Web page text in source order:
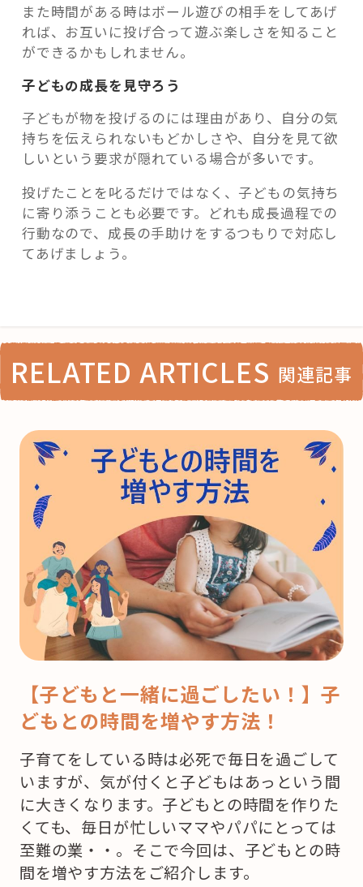
また時間がある時はボール遊びの相手をしてあげ
れば、お互いに投げ合って遊ぶ楽しさを知ること
ができるかもしれません。
子どもの成長を見守ろう
子どもが物を投げるのには理由があり、自分の気
持ちを伝えられないもどかしさや、自分を見て欲
しいという要求が隠れている場合が多いです。
投げたことを叱るだけではなく、子どもの気持ち
に寄り添うことも必要です。どれも成長過程での
行動なので、成長の手助けをするつもりで対応し
てあげましょう。
RELATED ARTICLES 関連記事
【子どもと一緒に過ごしたい！】子
どもとの時間を増やす方法！
子育てをしている時は必死で毎日を過ごして
いますが、気が付くと子どもはあっという間
に大きくなります。子どもとの時間を作りた
くても、毎日が忙しいママやパパにとっては
至難の業・・。そこで今回は、子どもとの時
間を増やす方法をご紹介します。